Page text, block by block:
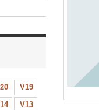
V19
V13